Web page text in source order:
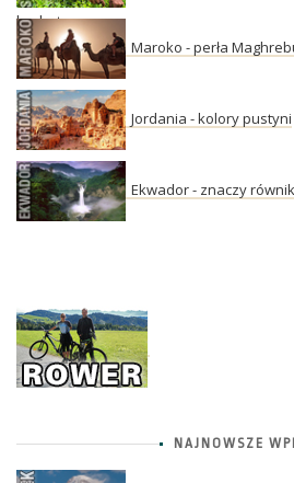
herbaty
Maroko - perła
Jordania - kolory pustyni
Ekwador - znaczy równik
NAJNOWSZE